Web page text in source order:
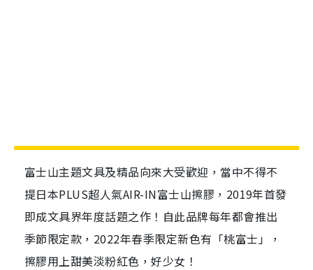
富士山主題文具及精品向來大受歡迎，當中不得不
提日本PLUS超人氣AIR-IN富士山擦膠，2019年首發
即成文具界年度話題之作！自此品牌每年都會推出
季節限定款，2022年春季限定新色有「桃富士」，
擦膠用上甜美淡粉紅色，好少女！